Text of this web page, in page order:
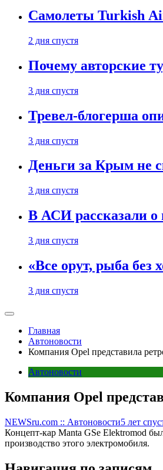
Самолеты Turkish
2 дня спустя
Почему авторские
3 дня спустя
Тревел-блогерша
3 дня спустя
Деньги за Крым не
3 дня спустя
В АСИ рассказали о
3 дня спустя
«Все орут, рыба
3 дня спустя
Главная
Автоновости
Компания Opel представила
Автоновости
Компания Opel
NEWSru.com :: Автоновости5 лет
Концепт-кар Manta GSe Elektromod
производство этого электромобиля.